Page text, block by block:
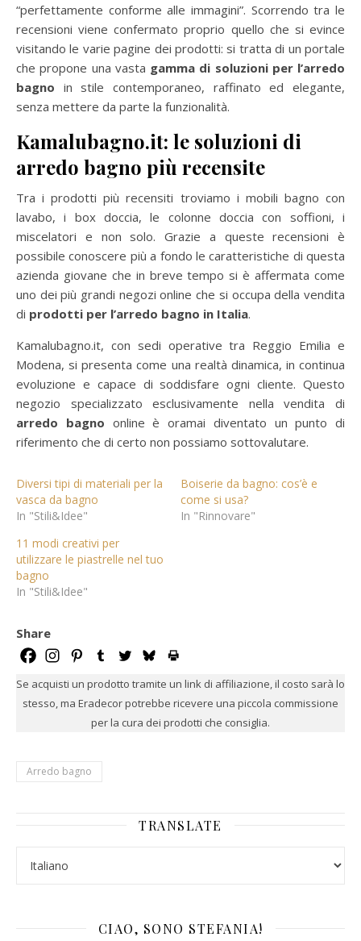
“perfettamente conforme alle immagini”. Scorrendo tra le
recensioni viene confermato proprio quello che si evince
visitando le varie pagine dei prodotti: si tratta di un portale
che propone una vasta gamma di soluzioni per l’arredo
bagno in stile contemporaneo, raffinato ed elegante,
senza mettere da parte la funzionalità.
Kamalubagno.it: le soluzioni di
arredo bagno più recensite
Tra i prodotti più recensiti troviamo i mobili bagno con
lavabo, i box doccia, le colonne doccia con soffioni, i
miscelatori e non solo. Grazie a queste recensioni è
possibile conoscere più a fondo le caratteristiche di questa
azienda giovane che in breve tempo si è affermata come
uno dei più grandi negozi online che si occupa della vendita
di prodotti per l’arredo bagno in Italia.
Kamalubagno.it, con sedi operative tra Reggio Emilia e
Modena, si presenta come una realtà dinamica, in continua
evoluzione e capace di soddisfare ogni cliente. Questo
negozio specializzato esclusivamente nella vendita di
arredo bagno online è oramai diventato un punto di
riferimento che di certo non possiamo sottovalutare.
Diversi tipi di materiali per la
vasca da bagno
In "Stili&Idee"
Boiserie da bagno: cos’è e
come si usa?
In "Rinnovare"
11 modi creativi per
utilizzare le piastrelle nel tuo
bagno
In "Stili&Idee"
Share
Se acquisti un prodotto tramite un link di affiliazione, il costo sarà lo
stesso, ma Eradecor potrebbe ricevere una piccola commissione
per la cura dei prodotti che consiglia.
Arredo bagno
TRANSLATE
CIAO, SONO STEFANIA!